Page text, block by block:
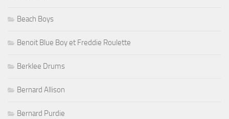
Beach Boys
Benoit Blue Boy et Freddie Roulette
Berklee Drums
Bernard Allison
Bernard Purdie